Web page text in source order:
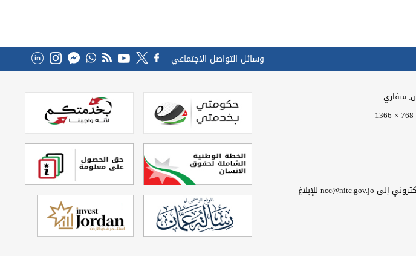
وسائل التواصل الاجتماعي
يرجى الاتصال على 0655008080 أو إرسال بريد إلكتروني إلى ncc@nitc.gov.jo للإبلاغ